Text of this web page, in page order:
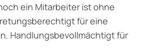
ein Mitarbeiter ist ohne
für eine
Handlungsbevollmächtigt für